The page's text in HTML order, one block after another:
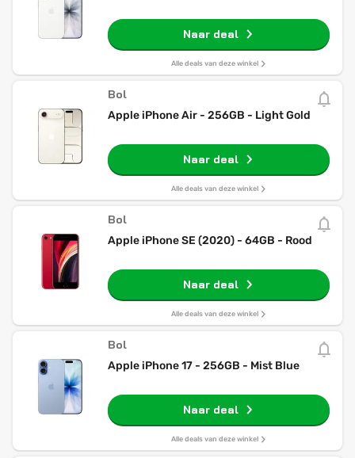
Naar deal
Alle deals van deze winkel
Bol
Apple iPhone Air - 256GB - Light Gold
Naar deal
Alle deals van deze winkel
Bol
Apple iPhone SE (2020) - 64GB - Rood
Naar deal
Alle deals van deze winkel
Bol
Apple iPhone 17 - 256GB - Mist Blue
Naar deal
Alle deals van deze winkel